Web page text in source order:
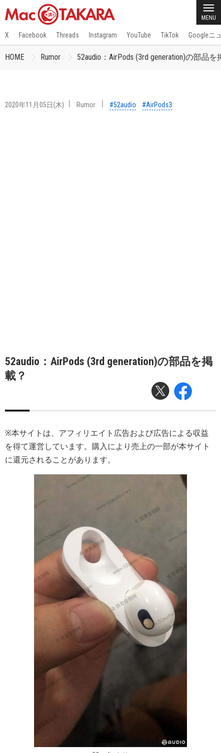
MENU
X Facebook Threads Instagram YouTube TikTok Googleニ
HOME Rumor 52audio：AirPods (3rd generation)の部品を
2020年11月05日(木) Rumor #52audio #AirPods3
52audio：AirPods (3rd generation)の部品を掲
載？
※本サイトは、アフィリエイト広告および広告による収益
を得て運営しています。購入により売上の一部が本サイト
に還元されることがあります。